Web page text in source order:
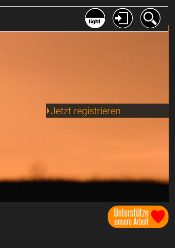
Jetzt registrieren